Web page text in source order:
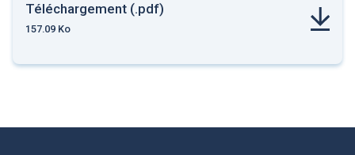
Téléchargement (.pdf)
157.09 Ko